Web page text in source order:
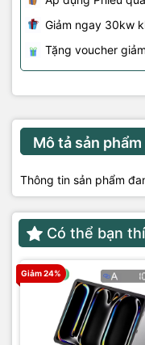
Giảm ngay 30kw
Tặng voucher
Mô tả sản phẩm
Thông tin sản phẩm
Có thể bạn
Giảm 24%